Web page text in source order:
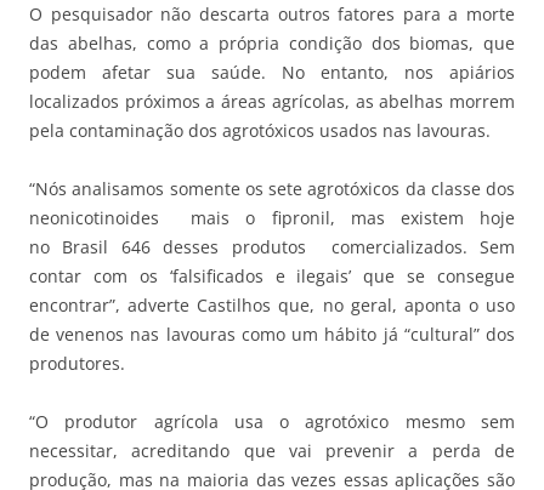
O pesquisador não descarta outros fatores para a morte
das abelhas, como a própria condição dos biomas, que
podem afetar sua saúde. No entanto, nos apiários
localizados próximos a áreas agrícolas, as abelhas morrem
pela contaminação dos agrotóxicos usados nas lavouras.
“Nós analisamos somente os sete agrotóxicos da classe dos
neonicotinoides mais o fipronil, mas existem hoje
no Brasil 646 desses produtos comercializados. Sem
contar com os ‘falsificados e ilegais’ que se consegue
encontrar”, adverte Castilhos que, no geral, aponta o uso
de venenos nas lavouras como um hábito já “cultural” dos
produtores.
“O produtor agrícola usa o agrotóxico mesmo sem
necessitar, acreditando que vai prevenir a perda de
produção, mas na maioria das vezes essas aplicações são